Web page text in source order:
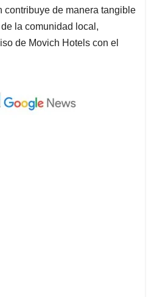
contribuye de manera tangible
la comunidad local,
de Movich Hotels con el